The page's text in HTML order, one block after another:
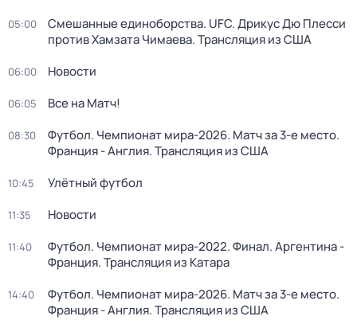
05:00
Смешанные единоборства. UFC. Дрикус Дю Плесси
против Хамзата Чимаева. Трансляция из США
06:00 Новости
06:05 Все на Матч!
08:30
Футбол. Чемпионат мира-2026. Матч за 3-е место.
Франция - Англия. Трансляция из США
10:45 Улётный футбол
11:35 Новости
11:40
Футбол. Чемпионат мира-2022. Финал. Аргентина -
Франция. Трансляция из Катара
14:40
Футбол. Чемпионат мира-2026. Матч за 3-е место.
Франция - Англия. Трансляция из США